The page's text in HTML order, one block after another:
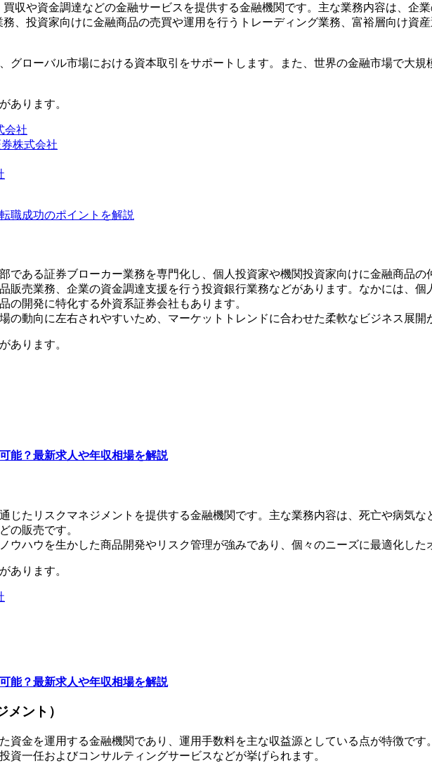
収や資金調達などの金融サービスを提供する金融機関です。主な業務内容は、企
、投資家向けに金融商品の売買や運用を行うトレーディング業務、富裕層向け資
グローバル市場における資本取引をサポートします。また、世界の金融市場で大
あります。
会社
株式会社
職成功のポイントを解説
である証券ブローカー業務を専門化し、個人投資家や機関投資家向けに金融商品
販売業務、企業の資金調達支援を行う投資銀行業務などがあります。なかには、
の開発に特化する外資系証券会社もあります。
の動向に左右されやすいため、マーケットトレンドに合わせた柔軟なビジネス展開
あります。
能？最新求人や年収相場を解説
じたリスクマネジメントを提供する金融機関です。主な業務内容は、死亡や病気
の販売です。
ウハウを生かした商品開発やリスク管理が強みであり、個々のニーズに最適化した
あります。
能？最新求人や年収相場を解説
ント）
資金を運用する金融機関であり、運用手数料を主な収益源としている点が特徴で
資一任およびコンサルティングサービスなどが挙げられます。